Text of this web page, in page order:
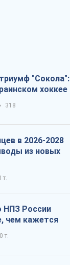
"Сокола":
хоккее
318
в 2026-2028
из новых
т.
НПЗ России
чем кажется
т.